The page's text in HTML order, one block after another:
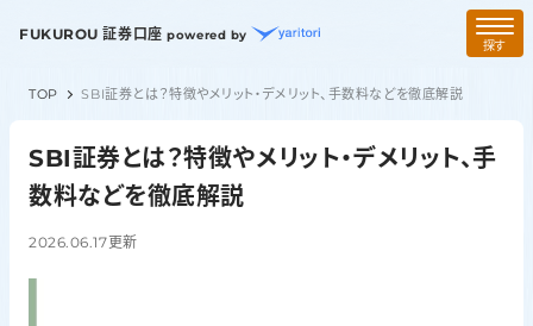
FUKUROU 証券口座 powered by
探す
TOP SBI証券とは？特徴やメリット・デメリット、手数料などを徹底解説
SBI証券とは？特徴やメリット・デメリット、手
数料などを徹底解説
2026.06.17更新